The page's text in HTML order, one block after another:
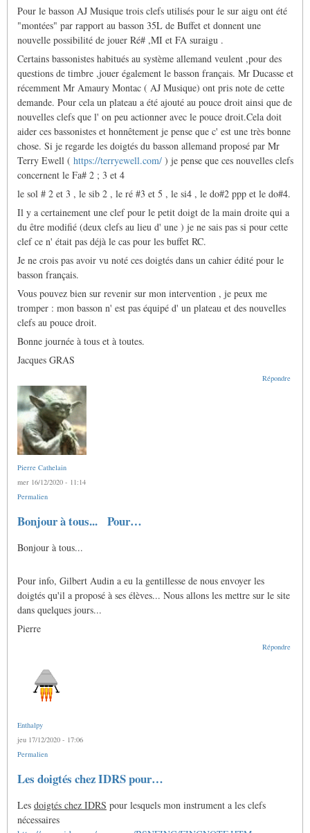
Pour le basson AJ Musique trois clefs utilisés pour le sur aigu ont été
"montées" par rapport au basson 35L de Buffet et donnent une
nouvelle possibilité de jouer Ré# ,MI et FA suraigu .
Certains bassonistes habitués au système allemand veulent ,pour des
questions de timbre ,jouer également le basson français. Mr Ducasse et
récemment Mr Amaury Montac ( AJ Musique) ont pris note de cette
demande. Pour cela un plateau a été ajouté au pouce droit ainsi que de
nouvelles clefs que l' on peu actionner avec le pouce droit.Cela doit
aider ces bassonistes et honnêtement je pense que c' est une très bonne
chose. Si je regarde les doigtés du basson allemand proposé par Mr
Terry Ewell ( https://terryewell.com/ ) je pense que ces nouvelles clefs
concernent le Fa# 2 ; 3 et 4
le sol # 2 et 3 , le sib 2 , le ré #3 et 5 , le si4 , le do#2 ppp et le do#4.
Il y a certainement une clef pour le petit doigt de la main droite qui a
du être modifié (deux clefs au lieu d' une ) je ne sais pas si pour cette
clef ce n' était pas déjà le cas pour les buffet RC.
Je ne crois pas avoir vu noté ces doigtés dans un cahier édité pour le
basson français.
Vous pouvez bien sur revenir sur mon intervention , je peux me
tromper : mon basson n' est pas équipé d' un plateau et des nouvelles
clefs au pouce droit.
Bonne journée à tous et à toutes.
Jacques GRAS
Répondre
Pierre Cathelain
mer 16/12/2020 - 11:14
Permalien
Bonjour à tous... Pour…
Bonjour à tous...
Pour info, Gilbert Audin a eu la gentillesse de nous envoyer les
doigtés qu'il a proposé à ses élèves... Nous allons les mettre sur le site
dans quelques jours...
Pierre
Répondre
Enthalpy
jeu 17/12/2020 - 17:06
Permalien
Les doigtés chez IDRS pour…
Les doigtés chez IDRS pour lesquels mon instrument a les clefs
nécessaires